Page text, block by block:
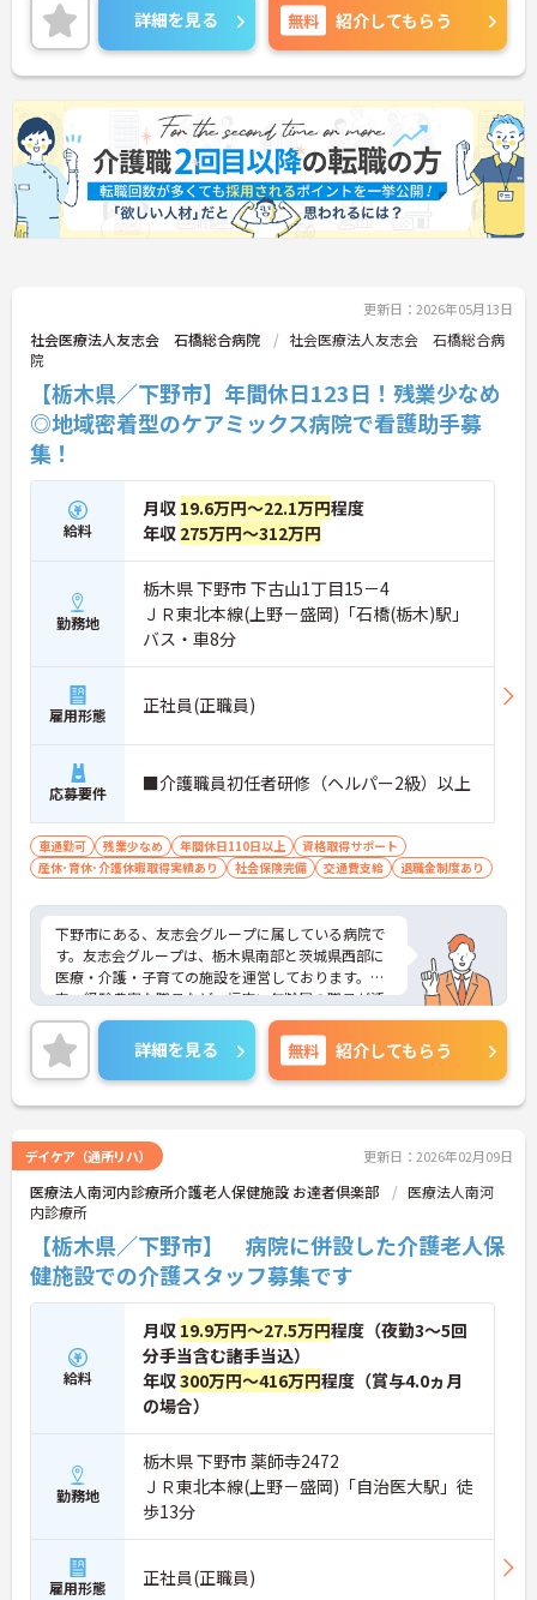
よ◎
ご興味ある方には、面接対策ポイントなど、さらに
詳細をお話しいたしますのでお気軽にご相談くださ
い。
詳細を見る 無料 紹介してもらう
更新日：2026年05月13日
社会医療法人友志会 石橋総合病院
社会医療法人友志会 石橋総合病
院
【栃木県／下野市】年間休日123日！残業少なめ
◎地域密着型のケアミックス病院で看護助手募
集！
給料
月収 19.6万円～22.1万円程度
年収 275万円～312万円
勤務地
栃木県 下野市 下古山1丁目15－4
ＪＲ東北本線(上野－盛岡)「石橋(栃木)駅」
バス・車8分
雇用形態 正社員(正職員)
応募要件 ■介護職員初任者研修（ヘルパー2級）以上
車通勤可 残業少なめ 年間休日110日以上
資格取得サポート
産休･育休･介護休暇取得実績あり
社会保険完備 交通費支給 退職金制度あり
下野市にある、友志会グループに属している病院で
す。友志会グループは、栃木県南部と茨城県西部に
医療・介護・子育ての施設を運営しております。新
卒～経験豊富な職員など、幅広い年齢層の職員が活
躍しています。様々な職種（医師、看護師、薬剤
師、介護士、メディカルソーシャルワーカー、リハ
ビリスタッフなど）と協働してチーム医療を行い、
患者により良いケアを提供します。年間休日123日
と多くプライベートとの両立可能！
詳細を見る 無料 紹介してもらう
デイケア（通所リハ） 更新日：2026年02月09日
医療法人南河内診療所介護老人保健施設 お達者倶楽部
医療法人南河
内診療所
【栃木県／下野市】 病院に併設した介護老人保
健施設での介護スタッフ募集です
給料
月収 19.9万円～27.5万円程度（夜勤3～5回
分手当含む諸手当込）
年収300万円～416万円程度（賞与4.0ヵ月
の場合）
勤務地
栃木県 下野市 薬師寺2472
ＪＲ東北本線(上野－盛岡)「自治医大駅」徒
歩13分
雇用形態 正社員(正職員)